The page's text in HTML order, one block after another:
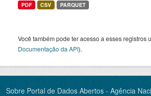
PDF CSV PARQUET
Você também pode ter acesso a esses registros
Documentação da API).
Sobre Portal de Dados Abertos - Agência